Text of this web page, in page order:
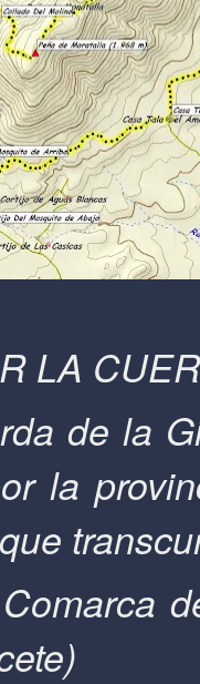
LA
de la
la
Comarca